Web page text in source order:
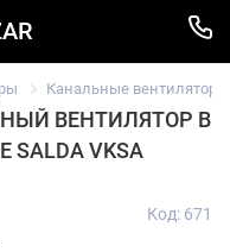
Канальные вентиляторы
ВЕНТИЛЯТОР В
VKSA
Код: 671